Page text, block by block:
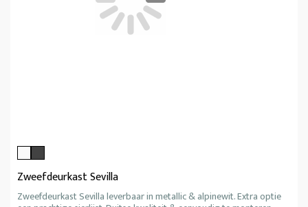
Zweefdeurkast Sevilla
Zweefdeurkast Sevilla leverbaar in metallic & alpinewit. Extra optie